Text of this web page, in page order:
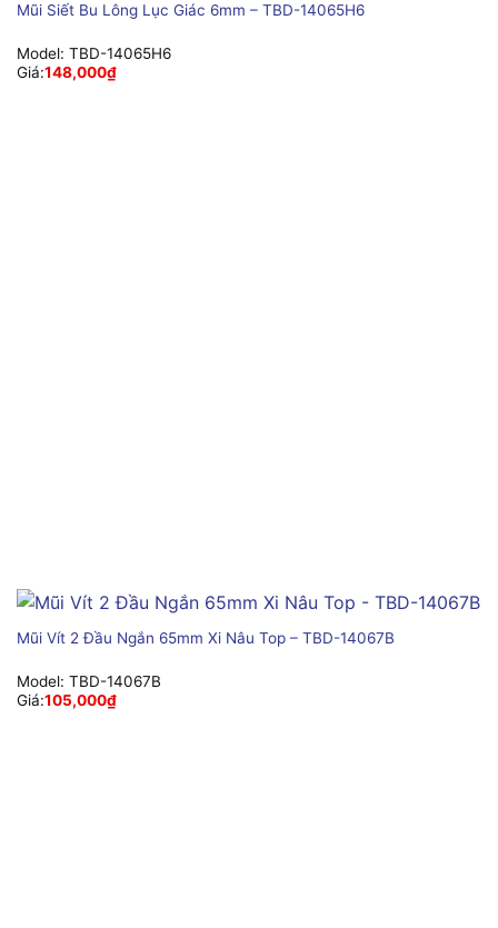
Mũi Siết Bu Lông Lục Giác 6mm – TBD-14065H6
Model: TBD-14065H6
Giá:148,000₫
Mũi Vít 2 Đầu Ngắn 65mm Xi Nâu Top – TBD-14067B
Model: TBD-14067B
Giá:105,000₫